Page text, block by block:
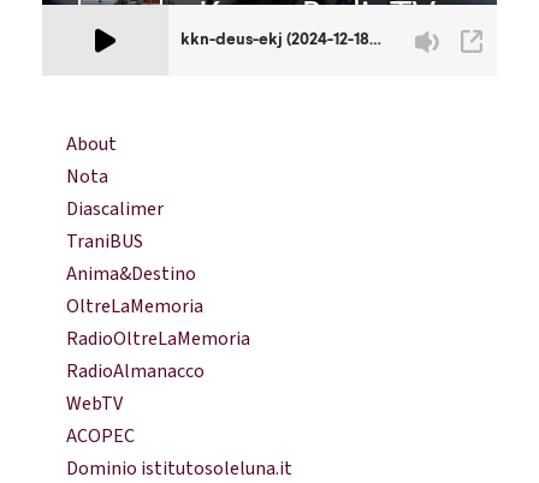
About
Nota
Diascalimer
TraniBUS
Anima&Destino
OltreLaMemoria
RadioOltreLaMemoria
RadioAlmanacco
WebTV
ACOPEC
Dominio istitutosoleluna.it